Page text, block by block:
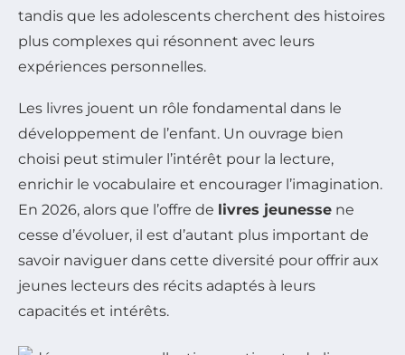
tandis que les adolescents cherchent des histoires
plus complexes qui résonnent avec leurs
expériences personnelles.
Les livres jouent un rôle fondamental dans le
développement de l’enfant. Un ouvrage bien
choisi peut stimuler l’intérêt pour la lecture,
enrichir le vocabulaire et encourager l’imagination.
En 2026, alors que l’offre de livres jeunesse ne
cesse d’évoluer, il est d’autant plus important de
savoir naviguer dans cette diversité pour offrir aux
jeunes lecteurs des récits adaptés à leurs
capacités et intérêts.